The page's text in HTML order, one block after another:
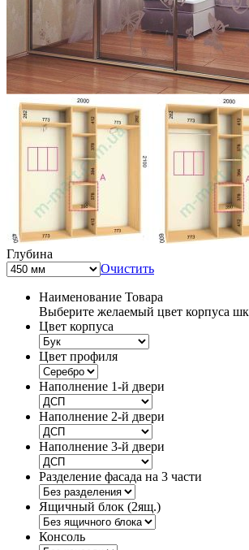
Глубина
Очистить
Наименование Товара
Выберите желаемый цвет корпуса
Цвет корпуса
Цвет профиля
Наполнение 1-й двери
Наполнение 2-й двери
Наполнение 3-й двери
Разделение фасада на 3 части
Ящичный блок (2ящ.)
Консоль